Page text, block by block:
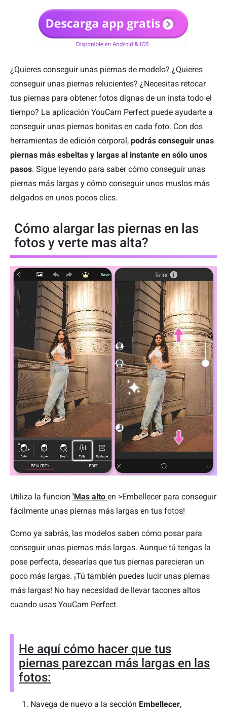
¿Quieres conseguir unas piernas de modelo? ¿Quieres
conseguir unas piernas relucientes? ¿Necesitas retocar
tus piernas para obtener fotos dignas de un insta todo el
tiempo? La aplicación YouCam Perfect puede ayudarte a
conseguir unas piernas bonitas en cada foto. Con dos
herramientas de edición corporal, podrás conseguir unas
piernas más esbeltas y largas al instante en sólo unos
pasos. Sigue leyendo para saber cómo conseguir unas
piernas más largas y cómo conseguir unos muslos más
delgados en unos pocos clics.
Cómo alargar las piernas en las
fotos y verte mas alta?
Utiliza la funcion 'Mas alto en >Embellecer para conseguir
fácilmente unas piernas más largas en tus fotos!
Como ya sabrás, las modelos saben cómo posar para
conseguir unas piernas más largas. Aunque tú tengas la
pose perfecta, desearías que tus piernas parecieran un
poco más largas. ¡Tú también puedes lucir unas piernas
más largas! No hay necesidad de llevar tacones altos
cuando usas YouCam Perfect.
He aquí cómo hacer que tus
piernas parezcan más largas en las
fotos:
Navega de nuevo a la sección Embellecer,